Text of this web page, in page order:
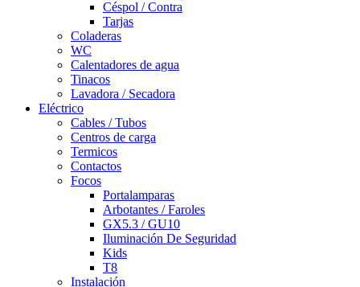
Céspol / Contra
Tarjas
Coladeras
WC
Calentadores de agua
Tinacos
Lavadora / Secadora
Eléctrico
Cables / Tubos
Centros de carga
Termicos
Contactos
Focos
Portalamparas
Arbotantes / Faroles
GX5.3 / GU10
Iluminación De Seguridad
Kids
T8
Instalación